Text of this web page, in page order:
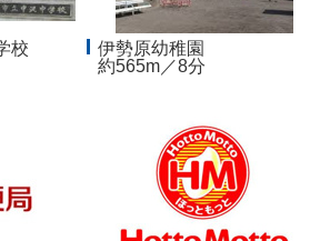
校
伊勢原幼稚園
約565m／8分